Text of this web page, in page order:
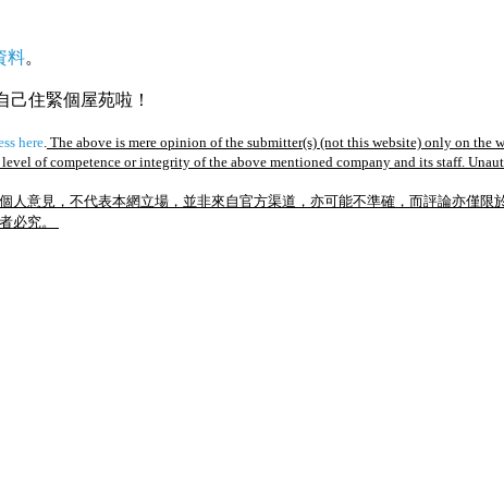
料。
己住緊個屋苑啦！
here. The above is mere opinion of the submitter(s) (not this website) only on the
of competence or integrity of the above mentioned company and its staff.
人意見，不代表本網立場，並非來自官方渠道，亦可能不準確，而評論亦僅
必究。